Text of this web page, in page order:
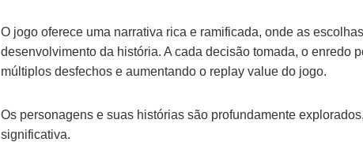
O jogo oferece uma narrativa rica e ramificada, onde as
desenvolvimento da história. A cada decisão tomada, o enredo
múltiplos desfechos e aumentando o replay value do jogo.
Os personagens e suas histórias são profundamente
significativa.